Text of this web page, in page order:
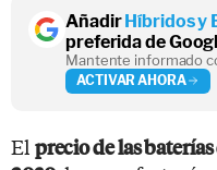
AñadirHíbridos y
preferida de
Mantente informado
ACTIVAR AHORA
El precio de las